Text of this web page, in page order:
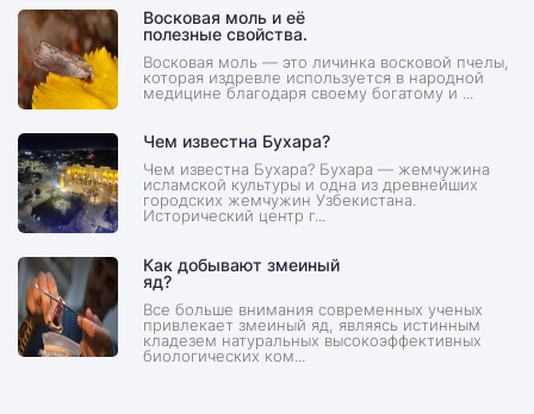
Восковая моль и её
полезные свойства.
Восковая моль — это личинка восковой пчелы,
которая издревле используется в народной
медицине благодаря своему богатому и ...
Чем известна Бухара?
Чем известна Бухара? Бухара — жемчужина
исламской культуры и одна из древнейших
городских жемчужин Узбекистана.
Исторический центр г...
Как добывают змеиный
яд?
Все больше внимания современных ученых
привлекает змеиный яд, являясь истинным
кладезем натуральных высокоэффективных
биологических ком...